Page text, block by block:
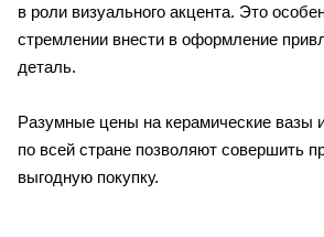
в роли визуального акцента. Это
стремлении внести в оформление
деталь.
Разумные цены на керамические вазы
по всей стране позволяют совершить
выгодную покупку.